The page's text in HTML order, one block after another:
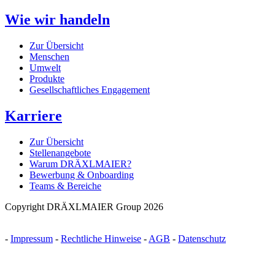
Wie wir handeln
Zur Übersicht
Menschen
Umwelt
Produkte
Gesellschaftliches Engagement
Karriere
Zur Übersicht
Stellenangebote
Warum DRÄXLMAIER?
Bewerbung & Onboarding
Teams & Bereiche
Copyright DRÄXLMAIER Group 2026
- Impressum - Rechtliche Hinweise - AGB - Datenschutz